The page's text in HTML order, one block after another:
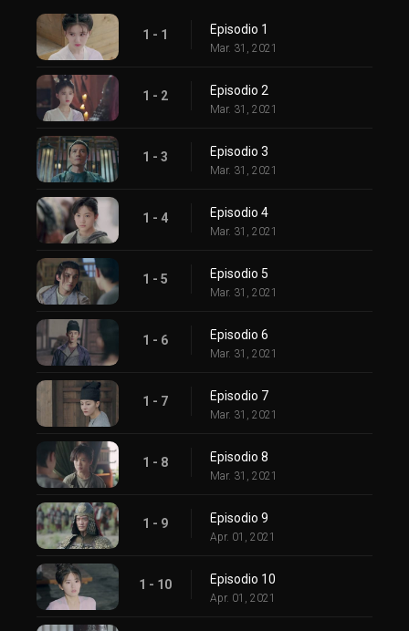
1 - 1 Episodio 1
Mar. 31, 2021
1 - 2 Episodio 2
Mar. 31, 2021
1 - 3 Episodio 3
Mar. 31, 2021
1 - 4 Episodio 4
Mar. 31, 2021
1 - 5 Episodio 5
Mar. 31, 2021
1 - 6 Episodio 6
Mar. 31, 2021
1 - 7 Episodio 7
Mar. 31, 2021
1 - 8 Episodio 8
Mar. 31, 2021
1 - 9 Episodio 9
Apr. 01, 2021
1 - 10 Episodio 10
Apr. 01, 2021